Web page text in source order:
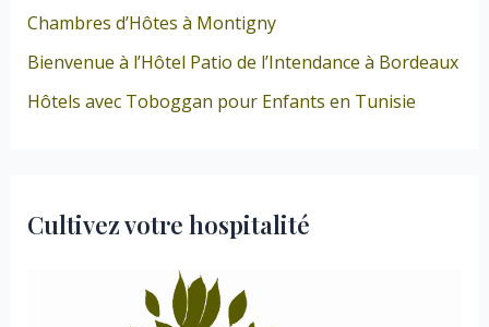
Chambres d’Hôtes à Montigny
Bienvenue à l’Hôtel Patio de l’Intendance à Bordeaux
Hôtels avec Toboggan pour Enfants en Tunisie
Cultivez votre hospitalité